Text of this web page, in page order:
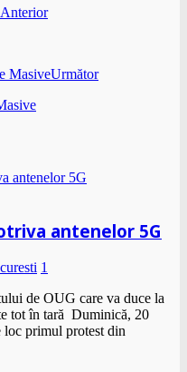
Anterior
Următor
antenelor 5G
1
de OUG care va duce la
tot în tară Duminică, 20
loc primul protest din